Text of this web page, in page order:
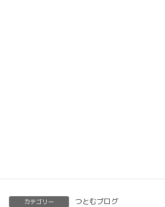
カテゴリー つとむブログ